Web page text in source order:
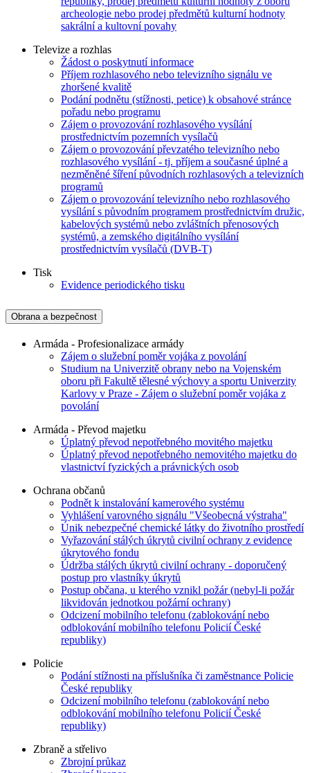
archeologie nebo prodej předmětů kulturní hodnoty
sakrální a kultovní povahy
Televize a rozhlas
Žádost o poskytnutí informace
Příjem rozhlasového nebo televizního signálu ve
zhoršené kvalitě
Podání podnětu (stížnosti, petice) k obsahové stránce
pořadu nebo programu
Zájem o provozování rozhlasového vysílání
prostřednictvím pozemních vysílačů
Zájem o provozování převzatého televizního nebo
rozhlasového vysílání - tj. příjem a současné úplné a
nezměněné šíření původních rozhlasových a televizních
programů
Zájem o provozování televizního nebo rozhlasového
vysílání s původním programem prostřednictvím družic,
kabelových systémů nebo zvláštních přenosových
systémů, a zemského digitálního vysílání
prostřednictvím vysílačů (DVB-T)
Tisk
Evidence periodického tisku
Obrana a bezpečnost
Armáda - Profesionalizace armády
Zájem o služební poměr vojáka z povolání
Studium na Univerzitě obrany nebo na Vojenském
oboru při Fakultě tělesné výchovy a sportu Univerzity
Karlovy v Praze - Zájem o služební poměr vojáka z
povolání
Armáda - Převod majetku
Úplatný převod nepotřebného movitého majetku
Úplatný převod nepotřebného nemovitého majetku do
vlastnictví fyzických a právnických osob
Ochrana občanů
Podnět k instalování kamerového systému
Vyhlášení varovného signálu "Všeobecná výstraha"
Únik nebezpečné chemické látky do životního prostředí
Vyřazování stálých úkrytů civilní ochrany z evidence
úkrytového fondu
Údržba stálých úkrytů civilní ochrany - doporučený
postup pro vlastníky úkrytů
Postup občana, u kterého vznikl požár (nebyl-li požár
likvidován jednotkou požární ochrany)
Odcizení mobilního telefonu (zablokování nebo
odblokování mobilního telefonu Policií České
republiky)
Policie
Podání stížnosti na příslušníka či zaměstnance Policie
České republiky
Odcizení mobilního telefonu (zablokování nebo
odblokování mobilního telefonu Policií České
republiky)
Zbraně a střelivo
Zbrojní průkaz